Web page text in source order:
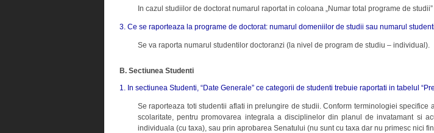
In cazul studiilor de doctorat numarul raportat in coloana „Numar total programe de
3. Ce se raporteaza la programe de doctorat: numarul domeniilor de studii sau numarul
Se va raporta numarul studentilor doctoranzi (la nivel de program de studiu – individual).
B. Sectiunea Studenti
1. In sectiunea Studenti, “Date Generale” ce categorii de studenti trebuie raportati in tabelul
Se raporteaza toti studentii aflati in prelungire de studii. Conform terminologiei
scolaritate, pentru promovarea integrala a disciplinelor din planul de invatamant si
individuala (cu taxa), sau prin aprobarea Senatului (nu sunt cu taxa dar nu primesc nici